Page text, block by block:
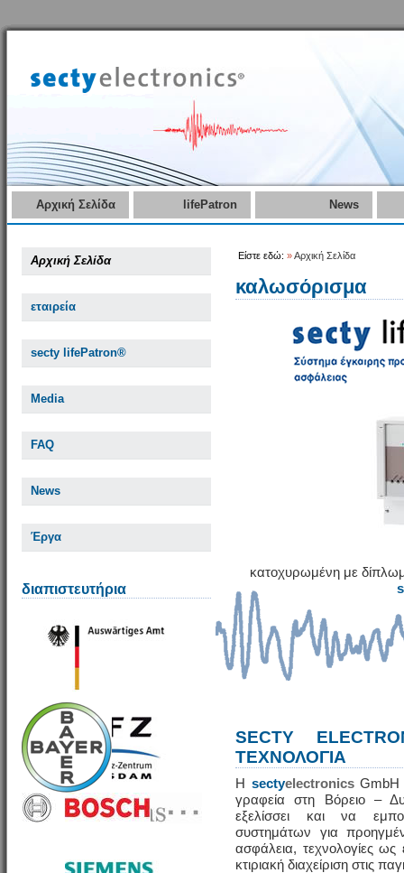
Αρχική Σελίδα lifePatron News
Αρχική Σελίδα
εταιρεία
secty lifePatron®
Media
FAQ
News
Έργα
διαπιστευτήρια
Είστε εδώ: »Αρχική Σελίδα
καλωσόρισμα
κατοχυρωμένη με
SECTY
ΤΕΧΝΟΛΟΓΙΑ
Η sectyelectronicsGmbH
γραφεία στη Βόρειο –
εξελίσσει και να
συστημάτων για
ασφάλεια, τεχνολογίες
κτιριακή διαχείριση στις